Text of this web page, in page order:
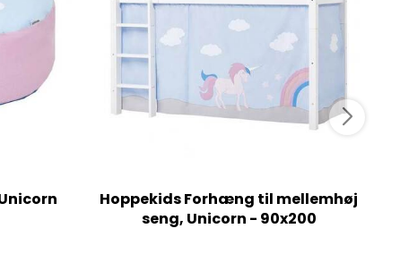
Hoppekids Forhæng til mellemhøj
seng, Unicorn - 90x200